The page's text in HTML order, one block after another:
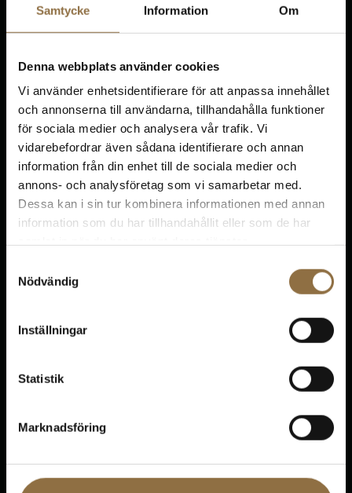
Samtycke Information Om
Denna webbplats använder cookies
Vi använder enhetsidentifierare för att anpassa innehållet
och annonserna till användarna, tillhandahålla funktioner
för sociala medier och analysera vår trafik. Vi
vidarebefordrar även sådana identifierare och annan
information från din enhet till de sociala medier och
annons- och analysföretag som vi samarbetar med.
Dessa kan i sin tur kombinera informationen med annan
information som du har tillhandahållit eller som de har
Nödvändig
Inställningar
Statistik
Marknadsföring
KRYDDHYLLAN.NU
Ekedalen, Solhem
522 93 Tidaholm
010-5851411 info@kryddhyllan
Kundservice
Vanliga frågor
Support